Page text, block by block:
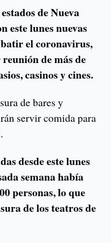
de Nueva
este lunes nuevas
el coronavirus,
de más de
casinos y cines.
de bares y
servir comida para
desde este lunes
semana había
personas, lo que
de los teatros de